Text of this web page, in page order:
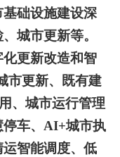
础设施建设深
城市更新等。
更新改造和智
市更新、既有建
、城市运行管理
停车、AI+城市执
智能调度、低